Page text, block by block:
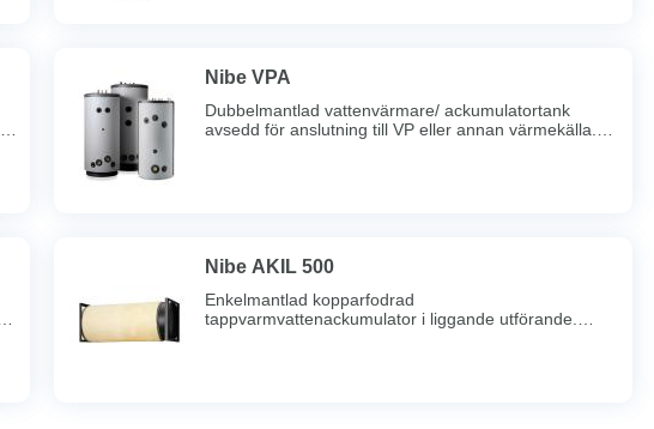
Nibe VPA
Dubbelmantlad vattenvärmare/ ackumulatortank
avsedd för anslutning till VP eller annan värmekälla.
Nibe AKIL 500
Enkelmantlad kopparfodrad
tappvarmvattenackumulator i liggande utförande.